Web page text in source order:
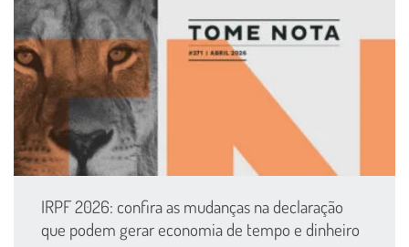
IRPF 2026: confira as mudanças na declaração
que podem gerar economia de tempo e dinheiro